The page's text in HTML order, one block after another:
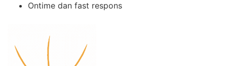
Ontime dan fast respons